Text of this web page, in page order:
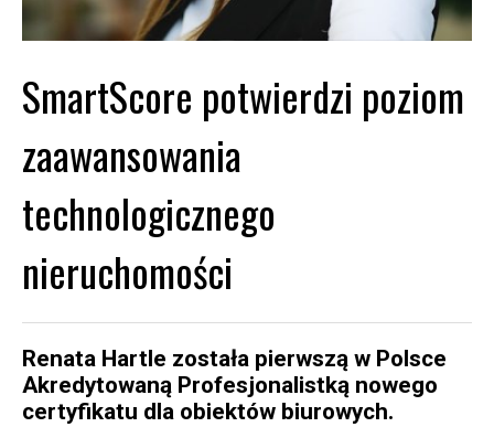
SmartScore potwierdzi poziom
zaawansowania
technologicznego
nieruchomości
Renata Hartle została pierwszą w Polsce
Akredytowaną Profesjonalistką nowego
certyfikatu dla obiektów biurowych.